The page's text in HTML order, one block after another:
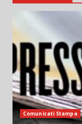
Comunicati Stampa